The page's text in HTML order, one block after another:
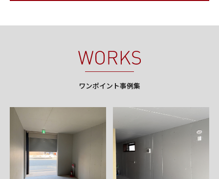
ワンポイント事例集